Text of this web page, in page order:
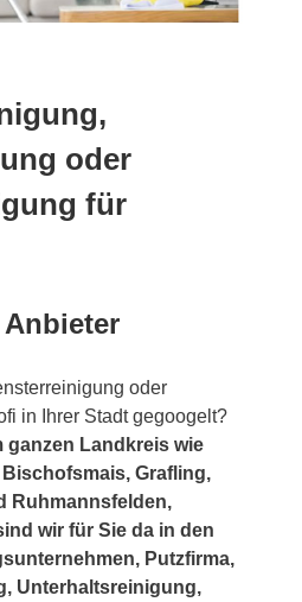
oder
für
oder
in Ihrer Stadt gegoogelt?
ganzen Landkreis wie
Grafling,
Ruhmannsfelden,
wir für Sie da in den
Putzfirma,
Unterhaltsreinigung,